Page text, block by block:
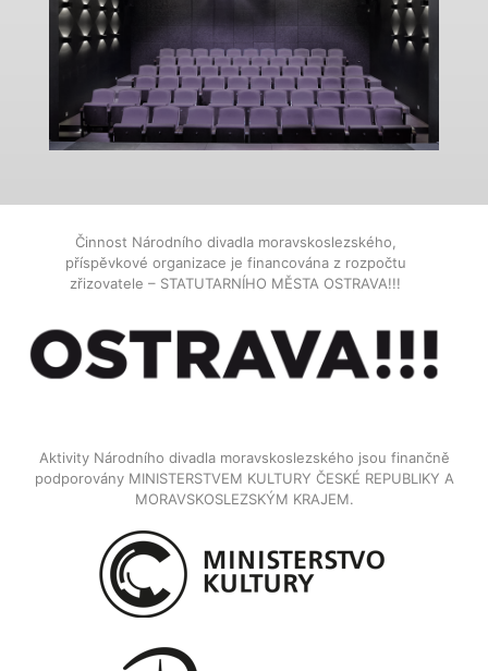
Činnost Národního divadla moravskoslezského,
příspěvkové organizace je financována z rozpočtu
zřizovatele – STATUTARNÍHO MĚSTA OSTRAVA!!!
Aktivity Národního divadla moravskoslezského jsou finančně
podporovány MINISTERSTVEM KULTURY ČESKÉ REPUBLIKY A
MORAVSKOSLEZSKÝM KRAJEM.